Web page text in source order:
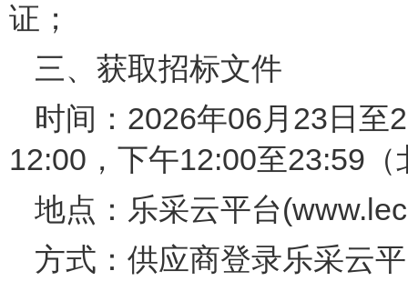
证；
三、获取招标文件
时间：2026年06月23日至
12:00，下午12:00至
地点：乐采云平台
方式：供应商登录乐采云